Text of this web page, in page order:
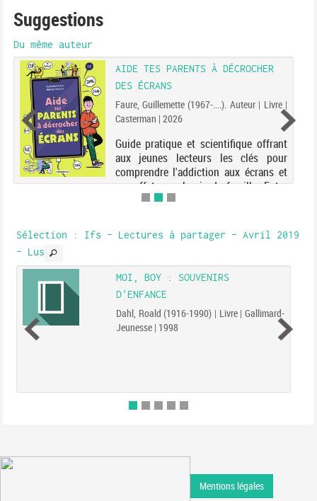
Suggestions
Du même auteur
AIDE TES PARENTS À DÉCROCHER
DES ÉCRANS
Faure, Guillemette (1967-....). Auteur | Livre |
Casterman | 2026
Guide pratique et scientifique offrant
aux jeunes lecteurs les clés pour
comprendre l'addiction aux écrans et
ses effets sur la vie de famille. Entre
tests ludiques et conseils concrets, il
bienveillan...
Sélection : Ifs - Lectures à partager - Avril 2019
- Lus
MOI, BOY : SOUVENIRS
D'ENFANCE
Dahl, Roald (1916-1990) | Livre | Gallimard-
Jeunesse | 1998
Mentions légales